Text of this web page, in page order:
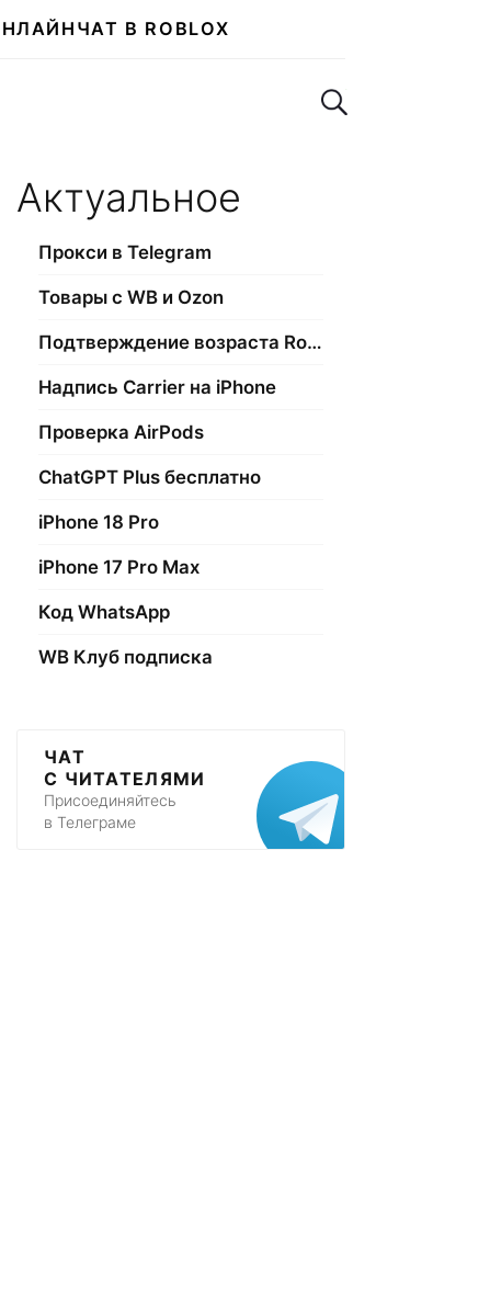
ЧАТ В ROBLOX
Поиск по сайту
Актуальное
Прокси в Telegram
Товары с WB и Ozon
Подтверждение возраста Roblox
Надпись Carrier на iPhone
Проверка AirPods
ChatGPT Plus бесплатно
iPhone 18 Pro
iPhone 17 Pro Max
Код WhatsApp
WB Клуб подписка
ЧАТ
С ЧИТАТЕЛЯМИ
Присоединяйтесь
в Телеграме